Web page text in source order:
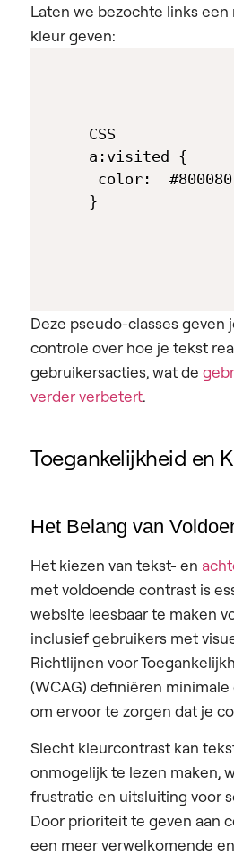
Laten we bezochte links
kleur geven:
CSS
a:visited {
color:
Deze pseudo-classes geven
controle over hoe je tekst
gebruikersacties, wat de
verder verbetert.
Toegankelijkheid en
Het Belang van
Het kiezen van tekst- en
met voldoende contrast is
website leesbaar te maken
inclusief gebruikers met
Richtlijnen voor
(WCAG) definiëren
om ervoor te zorgen dat je
Slecht kleurcontrast kan
onmogelijk te lezen maken,
frustratie en uitsluiting voor
Door prioriteit te geven aan
een meer verwelkomende